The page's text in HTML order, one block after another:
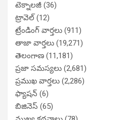
టెక్నాలజీ (36)
ట్రావెల్(12)
ట్రేండింగ్ వార్తలు (911)
తాజా వార్తలు (19,271)
తెలంగాణ (11,181)
ప్రజా సమస్యలు (2,681)
ప్రముఖ వార్తలు (2,286)
ఫ్యాషన్ (6)
బిజినెస్ (65)